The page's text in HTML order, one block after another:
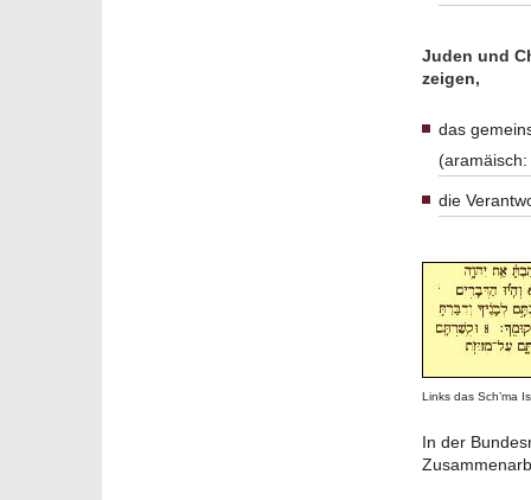
Juden und
zeigen,
das
(aramäisch:
die
Links das Sch’ma
In der